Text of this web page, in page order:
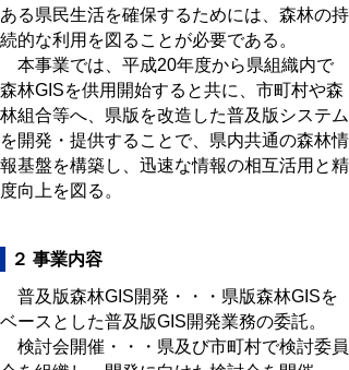
ある県民生活を確保するためには、森林の持
続的な利用を図ることが必要である。
本事業では、平成20年度から県組織内で
森林GISを供用開始すると共に、市町村や森
林組合等へ、県版を改造した普及版システム
を開発・提供することで、県内共通の森林情
報基盤を構築し、迅速な情報の相互活用と精
度向上を図る。
２ 事業内容
普及版森林GIS開発・・・県版森林GISを
ベースとした普及版GIS開発業務の委託。
検討会開催・・・県及び市町村で検討委員